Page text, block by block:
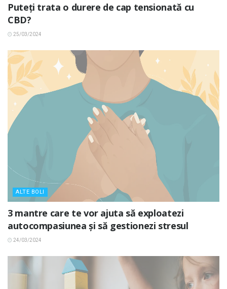
Puteți trata o durere de cap tensionată cu
CBD?
25/03/2024
ALTE BOLI
3 mantre care te vor ajuta să exploatezi
autocompasiunea și să gestionezi stresul
24/03/2024